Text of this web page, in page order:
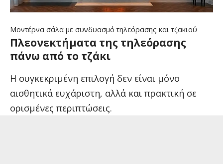
Μοντέρνα σάλα με συνδυασμό τηλεόρασης και τζακιού
Πλεονεκτήματα της τηλεόρασης
πάνω από το τζάκι
Η συγκεκριμένη επιλογή δεν είναι μόνο
αισθητικά ευχάριστη, αλλά και πρακτική σε
ορισμένες περιπτώσεις.